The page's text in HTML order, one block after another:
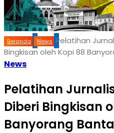
Beranda News Pelatihan
Bingkisan oleh Kopi 88
News
Pelatihan
Diberi Bingkisan
Banyorang